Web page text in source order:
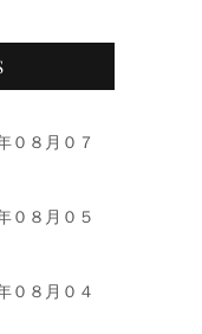
０８月０７
０８月０５
０８月０４